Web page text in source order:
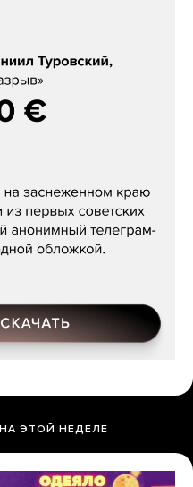
«Разрыв»
ЭТОЙ НЕДЕЛЕ